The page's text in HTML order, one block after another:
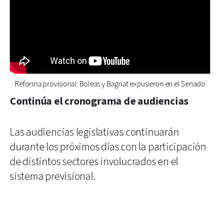
Reforma provisional: Boleas y Bagnat expusieron en el Senado
Continúa el cronograma de audiencias
Las audiencias legislativas continuarán
durante los próximos días con la participación
de distintos sectores involucrados en el
sistema previsional.